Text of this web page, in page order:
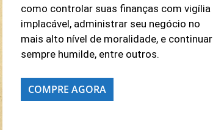
como controlar suas finanças com vigília
implacável, administrar seu negócio no
mais alto nível de moralidade, e continuar
sempre humilde, entre outros.
COMPRE AGORA